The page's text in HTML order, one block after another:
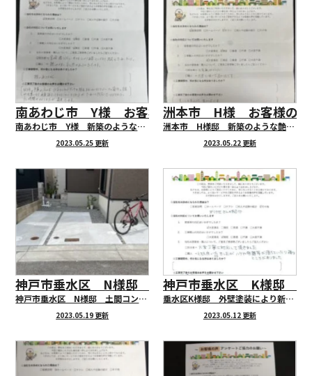
南あわじ市 Y様 お客様の声アンケートにご協力
南あわじ市 Y様 新築のような光沢のある外観に仕上がりました！
2023.05.25 更新
洲本市 H様 お客様の声
洲本市 H様邸 新築のような艶のある外観に仕上がりました！
2023.05.22 更新
神戸市垂水区 N様邸 土間コンクリート工事承り
神戸市垂水区 N様邸 土間コンクリート工事承りました。
2023.05.19 更新
神戸市垂水区 K様邸 外
垂水区K様邸 外壁塗装により新築のように生まれ変わりました
2023.05.12 更新